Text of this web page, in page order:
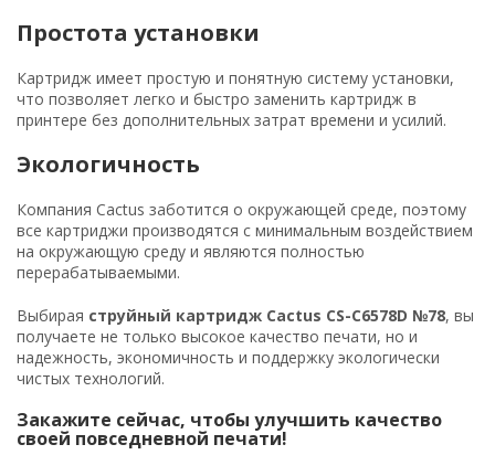
Простота установки
Картридж имеет простую и понятную систему установки,
что позволяет легко и быстро заменить картридж в
принтере без дополнительных затрат времени и усилий.
Экологичность
Компания Cactus заботится о окружающей среде, поэтому
все картриджи производятся с минимальным воздействием
на окружающую среду и являются полностью
перерабатываемыми.
Выбирая струйный картридж Cactus CS-C6578D №78, вы
получаете не только высокое качество печати, но и
надежность, экономичность и поддержку экологически
чистых технологий.
Закажите сейчас, чтобы улучшить качество
своей повседневной печати!